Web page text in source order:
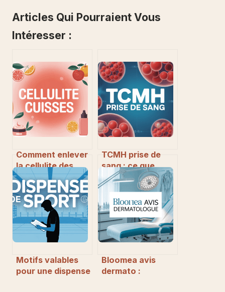
Articles Qui Pourraient Vous
Intéresser :
Comment enlever
la cellulite des
cuisses : solutions
et
recommandations
concrètes
TCMH prise de
sang : ce que
révèle cet
indicateur de
votre santé
Motifs valables
pour une dispense
Bloomea avis
dermato :